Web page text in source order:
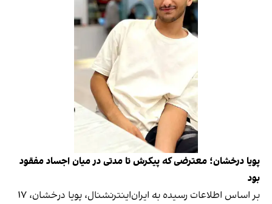
پویا درخشان؛ معترضی که پیکرش تا مدتی در میان اجساد مفقود
بود
بر اساس اطلاعات رسیده به ایران‌اینترنشنال، پویا درخشان، ۱۷